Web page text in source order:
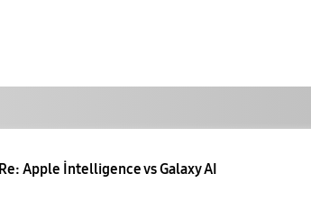
Re: Apple İntelligence vs Galaxy AI